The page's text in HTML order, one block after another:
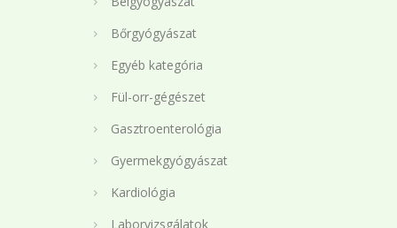
Bőrgyógyászat
Egyéb kategória
Fül-orr-gégészet
Gasztroenterológia
Gyermekgyógyászat
Kardiológia
Laborvizsgálatok